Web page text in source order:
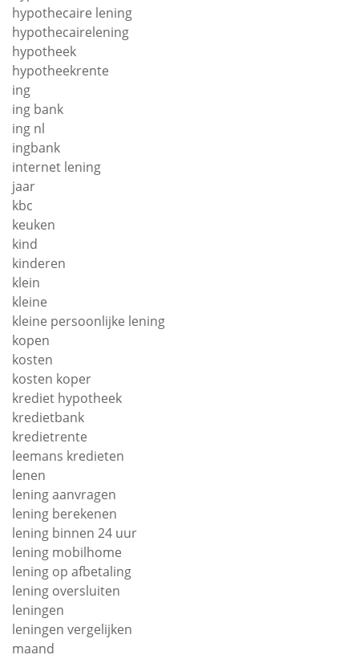
hypothecaire lening
hypothecairelening
hypotheek
hypotheekrente
ing
ing bank
ing nl
ingbank
internet lening
jaar
kbc
keuken
kind
kinderen
klein
kleine
kleine persoonlijke lening
kopen
kosten
kosten koper
krediet hypotheek
kredietbank
kredietrente
leemans kredieten
lenen
lening aanvragen
lening berekenen
lening binnen 24 uur
lening mobilhome
lening op afbetaling
lening oversluiten
leningen
leningen vergelijken
maand